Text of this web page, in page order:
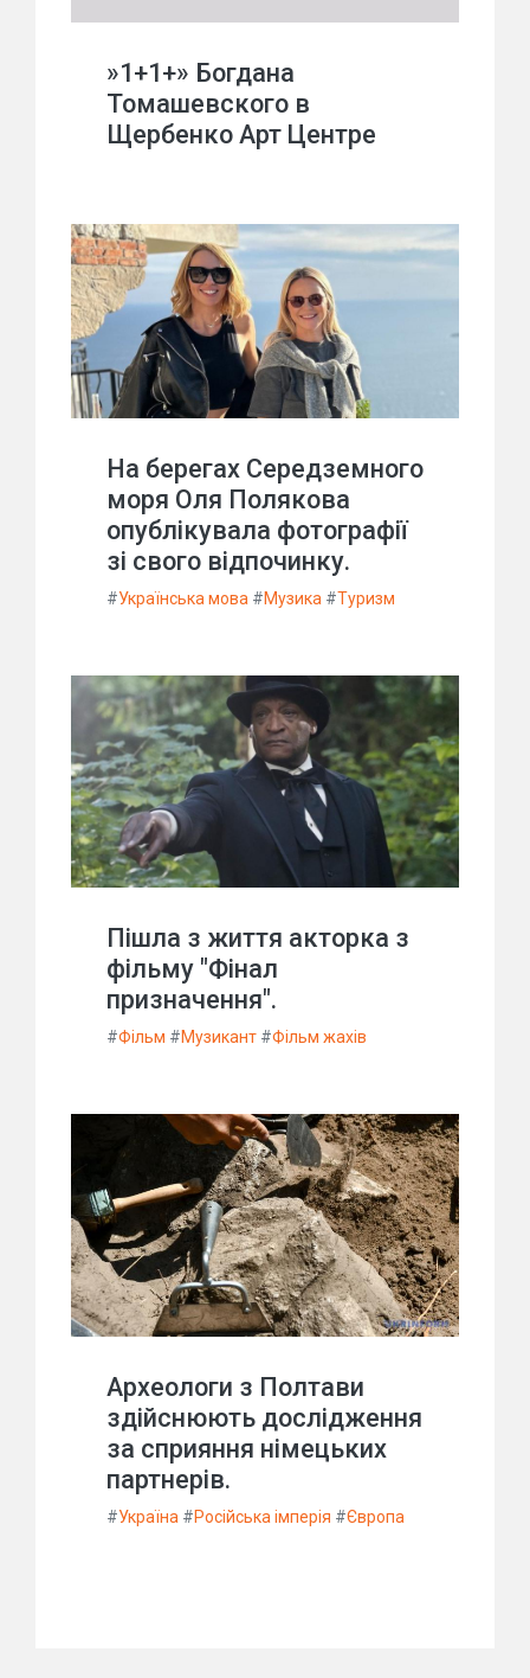
»1+1+» Богдана
Томашевского в
Щербенко Арт Центре
На берегах Середземного
моря Оля Полякова
опублікувала фотографії
зі свого відпочинку.
#Українська мова #Музика #Туризм
Пішла з життя акторка з
фільму "Фінал
призначення".
#Фільм #Музикант #Фільм жахів
Археологи з Полтави
здійснюють дослідження
за сприяння німецьких
партнерів.
#Україна #Російська імперія #Європа